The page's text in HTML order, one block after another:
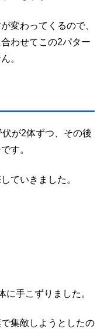
変わってくるので、
わせてこの2パター
。
が2体ずつ、その後
す。
ていきました。
手こずりました。
集敵しようとしたの